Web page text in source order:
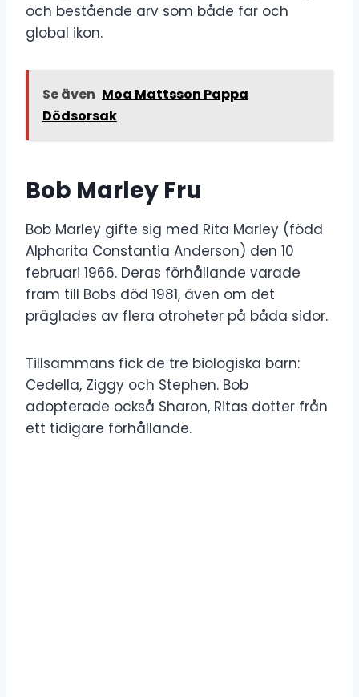
och bestående arv som både far och
global ikon.
Se även Moa Mattsson Pappa
Dödsorsak
Bob Marley Fru
Bob Marley gifte sig med Rita Marley (född
Alpharita Constantia Anderson) den 10
februari 1966. Deras förhållande varade
fram till Bobs död 1981, även om det
präglades av flera otroheter på båda sidor.
Tillsammans fick de tre biologiska barn:
Cedella, Ziggy och Stephen. Bob
adopterade också Sharon, Ritas dotter från
ett tidigare förhållande.